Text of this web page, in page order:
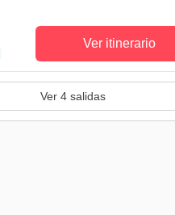
Ver itinerario
Ver 4 salidas